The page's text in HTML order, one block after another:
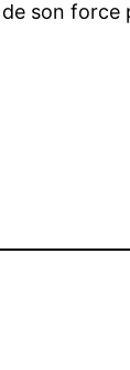
force